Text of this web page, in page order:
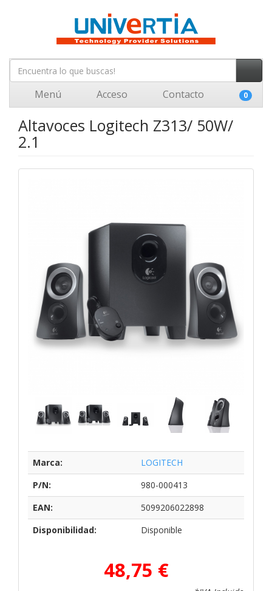
Menú Acceso Contacto 0
Altavoces Logitech Z313/ 50W/
2.1
Marca:
LOGITECH
P/N:
980-000413
EAN:
5099206022898
Disponibilidad:
Disponible
48,75 €